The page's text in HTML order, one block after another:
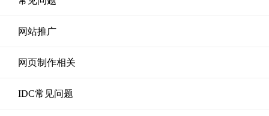
网站推广
网页制作相关
IDC常见问题